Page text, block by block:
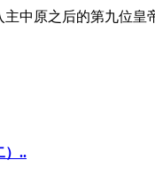
中原之后的第九位
）..